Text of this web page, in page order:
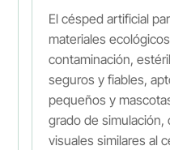
El césped artificial
materiales
contaminación,
seguros y fiables,
pequeños y
grado de
visuales similares al